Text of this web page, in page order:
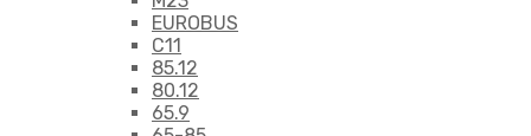
EUROBUS
C11
85.12
80.12
65.9